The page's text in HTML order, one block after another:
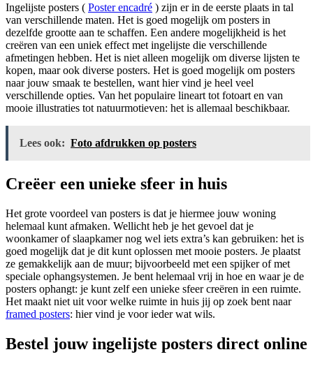
Ingelijste posters ( Poster encadré ) zijn er in de eerste plaats in tal
van verschillende maten. Het is goed mogelijk om posters in
dezelfde grootte aan te schaffen. Een andere mogelijkheid is het
creëren van een uniek effect met ingelijste die verschillende
afmetingen hebben. Het is niet alleen mogelijk om diverse lijsten te
kopen, maar ook diverse posters. Het is goed mogelijk om posters
naar jouw smaak te bestellen, want hier vind je heel veel
verschillende opties. Van het populaire lineart tot fotoart en van
mooie illustraties tot natuurmotieven: het is allemaal beschikbaar.
Lees ook: Foto afdrukken op posters
Creëer een unieke sfeer in huis
Het grote voordeel van posters is dat je hiermee jouw woning
helemaal kunt afmaken. Wellicht heb je het gevoel dat je
woonkamer of slaapkamer nog wel iets extra’s kan gebruiken: het is
goed mogelijk dat je dit kunt oplossen met mooie posters. Je plaatst
ze gemakkelijk aan de muur; bijvoorbeeld met een spijker of met
speciale ophangsystemen. Je bent helemaal vrij in hoe en waar je de
posters ophangt: je kunt zelf een unieke sfeer creëren in een ruimte.
Het maakt niet uit voor welke ruimte in huis jij op zoek bent naar
framed posters: hier vind je voor ieder wat wils.
Bestel jouw ingelijste posters direct online